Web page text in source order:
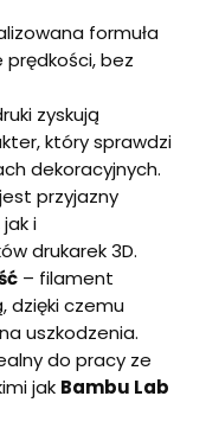
formuła
bez
zyskują
który sprawdzi
dekoracyjnych.
przyjazny
i
drukarek 3D.
– filament
dzięki czemu
uszkodzenia.
do pracy ze
jak Bambu Lab